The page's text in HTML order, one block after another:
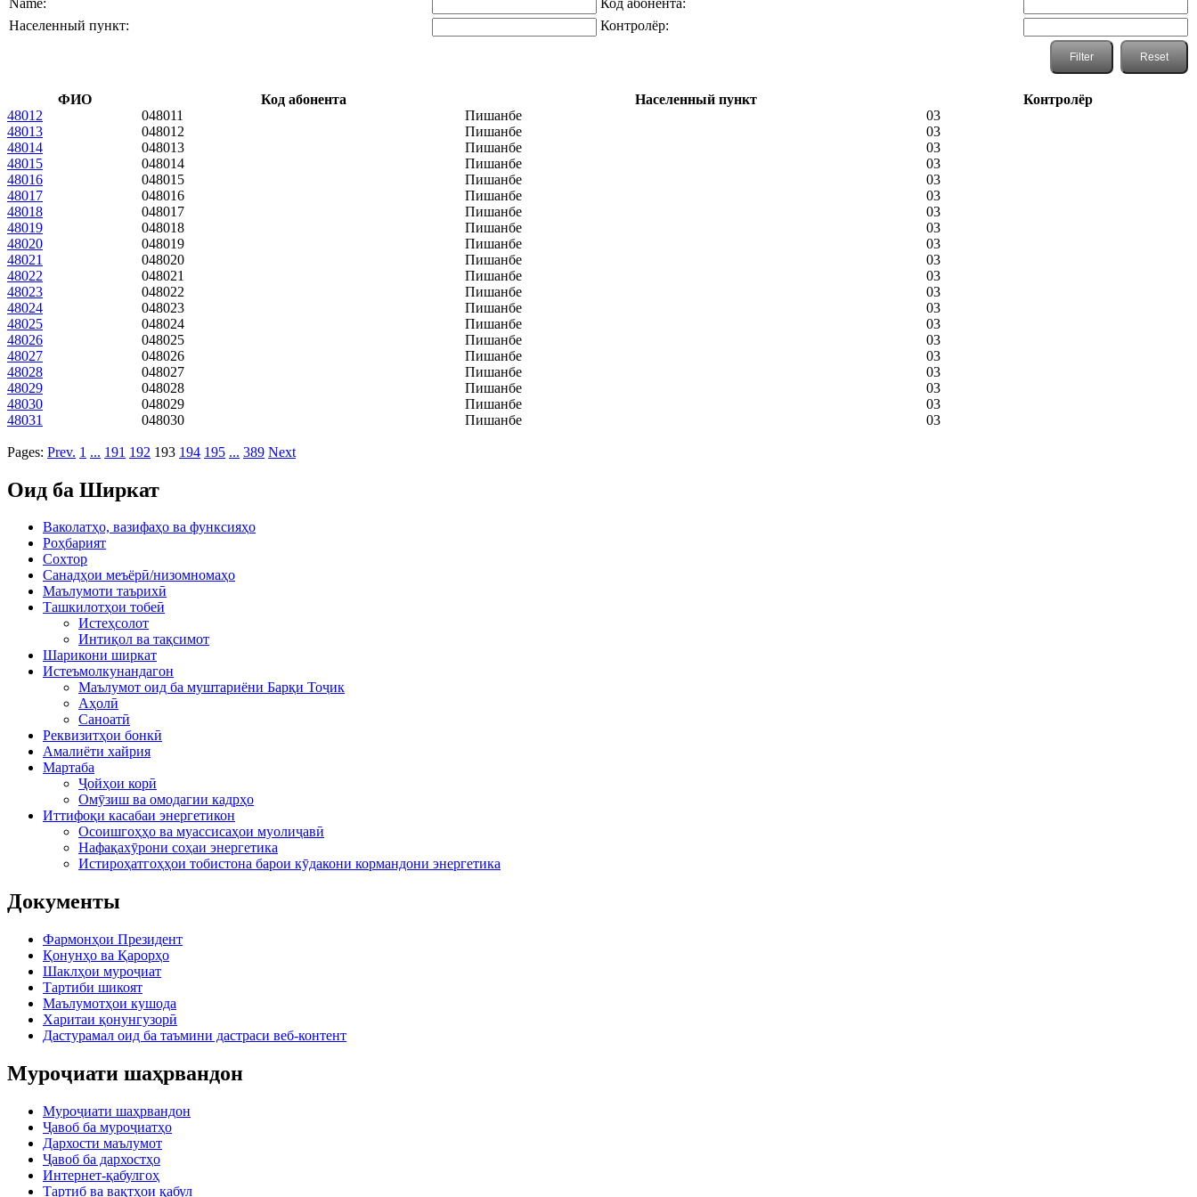
Населенный пункт:
Контролёр:
ФИО Код абонента Населенный пункт
Контролёр
48012
048011 Пишанбе
03
48013
048012 Пишанбе
03
48014
048013 Пишанбе
03
48015
048014 Пишанбе
03
48016
048015 Пишанбе
03
48017
048016 Пишанбе
03
48018
048017 Пишанбе
03
48019
048018 Пишанбе
03
48020
048019 Пишанбе
03
48021
048020 Пишанбе
03
48022
048021 Пишанбе
03
48023
048022 Пишанбе
03
48024
048023 Пишанбе
03
48025
048024 Пишанбе
03
48026
048025 Пишанбе
03
48027
048026 Пишанбе
03
48028
048027 Пишанбе
03
48029
048028 Пишанбе
03
48030
048029 Пишанбе
03
48031
048030 Пишанбе 03
Pages: Prev. 1 ... 191 192 193 194 195 ... 389 Next
Оид ба Ширкат
Ваколатҳо, вазифаҳо ва функсияҳо
Роҳбарият
Сохтор
Санадҳои меъёрӣ/низомномаҳо
Маълумоти таърихӣ
Ташкилотҳои тобеӣ
Истеҳсолот
Интиқол ва тақсимот
Шарикони ширкат
Истеъмолкунандагон
Маълумот оид ба муштариёни Барқи Тоҷик
Аҳолӣ
Саноатӣ
Реквизитҳои бонкӣ
Амалиёти хайрия
Мартаба
Ҷойҳои корӣ
Омӯзиш ва омодагии кадрҳо
Иттифоқи касабаи энергетикон
Осоишгоҳҳо ва муассисаҳои муолиҷавӣ
Нафақахӯрони соҳаи энергетика
Истироҳатгоҳҳои тобистона барои кӯдакони кормандони энергетика
Документы
Фармонҳои Президент
Қонунҳо ва Қарорҳо
Шаклҳои муроҷиат
Тартиби шикоят
Маълумотҳои кушода
Харитаи қонунгузорӣ
Дастурамал оид ба таъмини дастраси веб-контент
Муроҷиати шаҳрвандон
Муроҷиати шаҳрвандон
Ҷавоб ба муроҷиатҳо
Дархости маълумот
Ҷавоб ба дархостҳо
Интернет-қабулгоҳ
Тартиб ва вақтҳои қабул